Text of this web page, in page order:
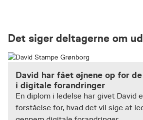
Det siger deltagerne om
David har fået øjnene op for
i digitale forandringer
En diplom i ledelse har givet David
forståelse for, hvad det vil sige at